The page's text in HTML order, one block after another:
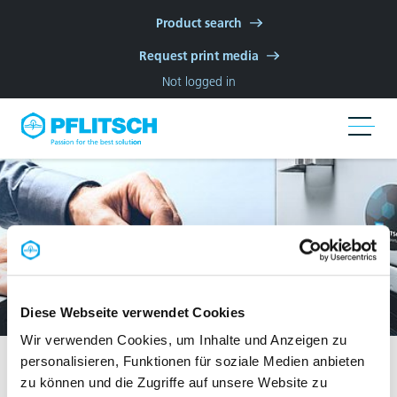
Diese Webseite verwendet Cookies
Wir verwenden Cookies, um Inhalte und Anzeigen zu
personalisieren, Funktionen für soziale Medien anbieten
zu können und die Zugriffe auf unsere Website zu
Product search
Request print media
Not logged in
Start myPFLITSCH easyRoute Conversion